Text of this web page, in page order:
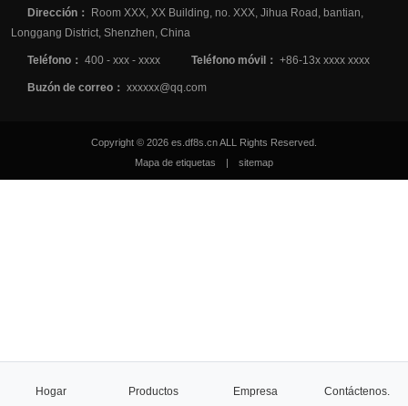
Dirección：
Room XXX, XX Building, no. XXX, Jihua Road, bantian,
Longgang District, Shenzhen, China
Teléfono： 400 - xxx - xxxx Teléfono móvil： +86-13x xxxx xxxx
Buzón de correo： xxxxxx@qq.com
Copyright © 2026 es.df8s.cn ALL Rights Reserved.
Mapa de etiquetas
| sitemap
Hogar Productos Empresa Contáctenos.